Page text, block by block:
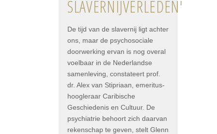
SLAVERNIJVERLEDEN'
De tijd van de slavernij ligt achter
ons, maar de psychosociale
doorwerking ervan is nog overal
voelbaar in de Nederlandse
samenleving, constateert prof.
dr. Alex van Stipriaan, emeritus-
hoogleraar Caribische
Geschiedenis en Cultuur. De
psychiatrie behoort zich daarvan
rekenschap te geven, stelt Glenn